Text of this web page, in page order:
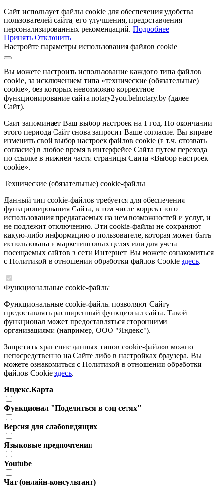
Сайт использует файлы cookie для обеспечения удобства
пользователей сайта, его улучшения, предоставления
персонализированных рекомендаций. Подробнее
Принять Отклонить
Настройте параметры использования файлов cookie
Вы можете настроить использование каждого типа файлов
cookie, за исключением типа «технические (обязательные)
cookie», без которых невозможно корректное
функционирование сайта notary2you.belnotary.by (далее –
Сайт).
Сайт запоминает Ваш выбор настроек на 1 год. По окончании
этого периода Сайт снова запросит Ваше согласие. Вы вправе
изменить свой выбор настроек файлов cookie (в т.ч. отозвать
согласие) в любое время в интерфейсе Сайта путем перехода
по ссылке в нижней части страницы Сайта «Выбор настроек
cookie».
Технические (обязательные) cookie-файлы
Данный тип cookie-файлов требуется для обеспечения
функционирования Сайта, в том числе корректного
использования предлагаемых на нем возможностей и услуг, и
не подлежит отключению. Эти cookie-файлы не сохраняют
какую-либо информацию о пользователе, которая может быть
использована в маркетинговых целях или для учета
посещаемых сайтов в сети Интернет. Вы можете ознакомиться
с Политикой в отношении обработки файлов Cookie здесь.
Функциональные cookie-файлы
Функциональные cookie-файлы позволяют Сайту
предоставлять расширенный функционал сайта. Такой
функционал может предоставляться сторонними
организациями (например, ООО "Яндекс").
Запретить хранение данных типов cookie-файлов можно
непосредственно на Сайте либо в настройках браузера. Вы
можете ознакомиться с Политикой в отношении обработки
файлов Cookie здесь.
Яндекс.Карта
Функционал "Поделиться в соц сетях"
Версия для слабовидящих
Языковые предпочтения
Youtube
Чат (онлайн-консультант)